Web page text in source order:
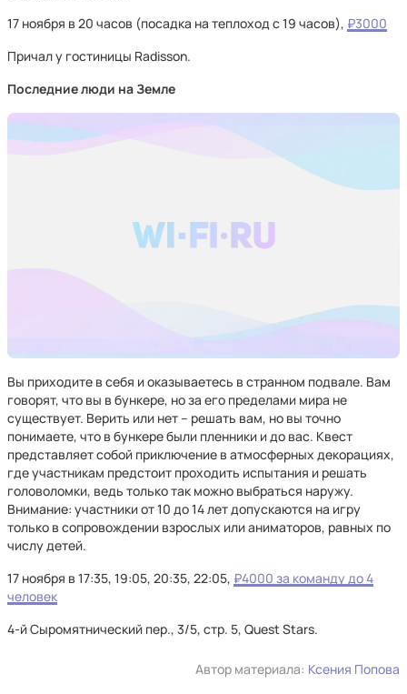
17 ноября в 20 часов (посадка на теплоход с 19 часов), ₽3000
Причал у гостиницы Radisson.
Последние люди на Земле
Вы приходите в себя и оказываетесь в странном подвале. Вам
говорят, что вы в бункере, но за его пределами мира не
существует. Верить или нет – решать вам, но вы точно
понимаете, что в бункере были пленники и до вас. Квест
представляет собой приключение в атмосферных декорациях,
где участникам предстоит проходить испытания и решать
головоломки, ведь только так можно выбраться наружу.
Внимание: участники от 10 до 14 лет допускаются на игру
только в сопровождении взрослых или аниматоров, равных по
числу детей.
17 ноября в 17:35, 19:05, 20:35, 22:05, ₽4000 за команду до 4
человек
4-й Сыромятнический пер., 3/5, стр. 5, Quest Stars.
Автор материала: Ксения Попова